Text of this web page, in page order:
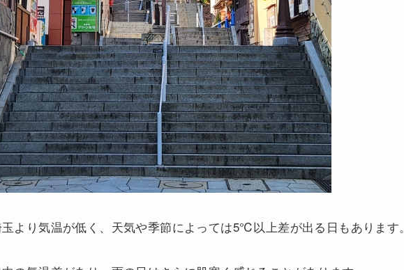
より気温が低く、天気や季節によっては5℃以上差が出る日もあります。